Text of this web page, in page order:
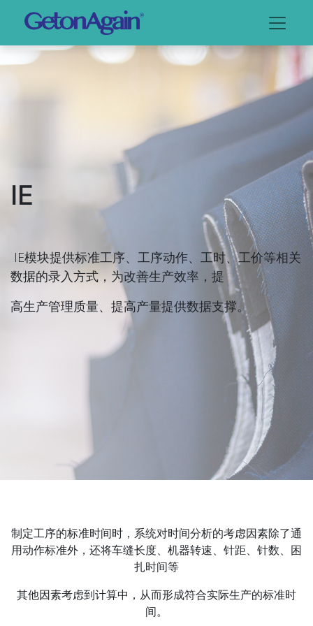
IE
IE模块提供标准工序、工序动作、工时、工价等相关
数据的录入方式，为改善生产效率，提
高生产管理质量、提高产量提供数据支撑。
制定工序的标准时间时，系统对时间分析的考虑因素除了通
用动作标准外，还将车缝长度、机器转速、针距、针数、困
扎时间等
其他因素考虑到计算中，从而形成符合实际生产的标准时
间。